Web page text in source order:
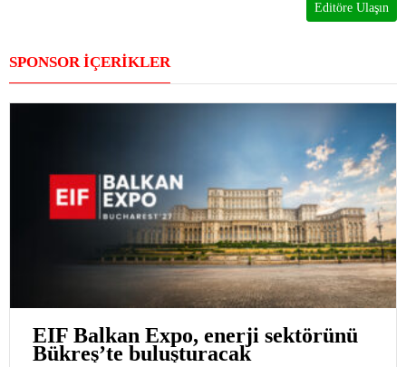
Editöre Ulaşın
SPONSOR İÇERİKLER
EIF Balkan Expo, enerji sektörünü
Bükreş’te buluşturacak